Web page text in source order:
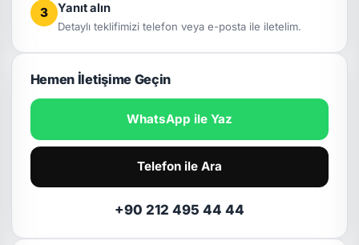
3 Yanıt alın
Detaylı teklifimizi telefon veya e-posta ile iletelim.
Hemen İletişime Geçin
WhatsApp ile Yaz
Telefon ile Ara
+90 212 495 44 44